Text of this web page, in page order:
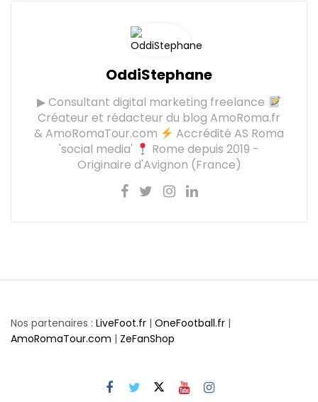
OddiStephane
▶ Consultant digital marketing freelance
Créateur et rédacteur du blog AmoRoma.fr
& AmoRomaTour.com
Accrédité AS Roma
'social media'
Rome depuis 2019 -
Originaire d'Avignon (France)
Nos partenaires : LiveFoot.fr | OneFootball.fr |
AmoRomaTour.com | ZeFanShop